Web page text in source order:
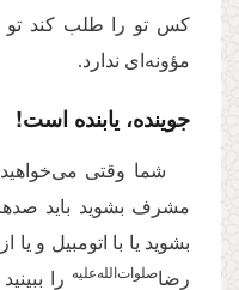
كس تو را طلب كند تو
مؤونه‌‌اى ندارد.
جوینده، یابنده است!
شما وقتی
مشرف بشوید باید صدها
بشوید یا با اتومبیل و یا
رضا‌صلوات‌‌الله‌‌علیه را